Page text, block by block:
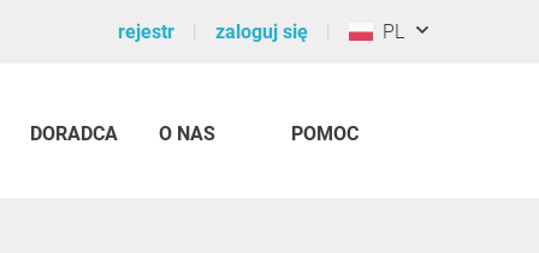
rejestr zaloguj się PL
DORADCA O NAS POMOC